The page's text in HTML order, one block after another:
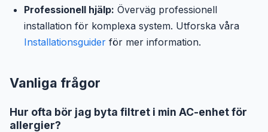
Professionell hjälp: Överväg professionell
installation för komplexa system. Utforska våra
Installationsguider för mer information.
Vanliga frågor
Hur ofta bör jag byta filtret i min AC-enhet för
allergier?